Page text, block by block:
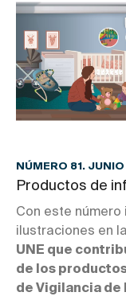
NÚMERO 81. JUNIO
Productos de
Con este
ilustraciones en
UNE que
de los
de Vigilancia de